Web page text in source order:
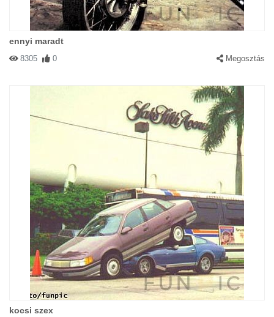
ennyi maradt
8305 0 Megosztás
kocsi szex